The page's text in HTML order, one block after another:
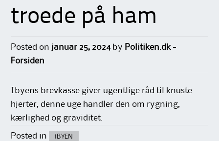
troede på ham
Posted on januar 25, 2024by Politiken.dk -
Forsiden
Ibyens brevkasse giver ugentlige råd til knuste
hjerter, denne uge handler den om rygning,
kærlighed og graviditet.
Posted in iBYEN